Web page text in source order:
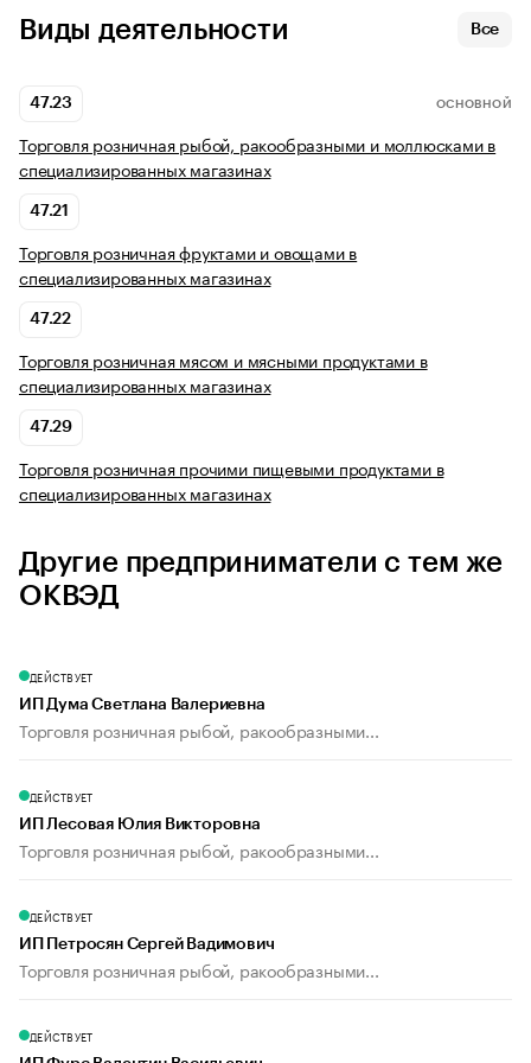
Виды деятельности Все
47.23 ОСНОВНОЙ
Торговля розничная рыбой, ракообразными и моллюсками в
специализированных магазинах
47.21
Торговля розничная фруктами и овощами в
специализированных магазинах
47.22
Торговля розничная мясом и мясными продуктами в
специализированных магазинах
47.29
Торговля розничная прочими пищевыми продуктами в
специализированных магазинах
Другие предприниматели с тем же
ОКВЭД
ДЕЙСТВУЕТ
ИП Дума Светлана Валериевна
Торговля розничная рыбой, ракообразными...
ДЕЙСТВУЕТ
ИП Лесовая Юлия Викторовна
Торговля розничная рыбой, ракообразными...
ДЕЙСТВУЕТ
ИП Петросян Сергей Вадимович
Торговля розничная рыбой, ракообразными...
ДЕЙСТВУЕТ